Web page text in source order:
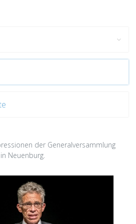
der Generalversammlung
Neuenburg.